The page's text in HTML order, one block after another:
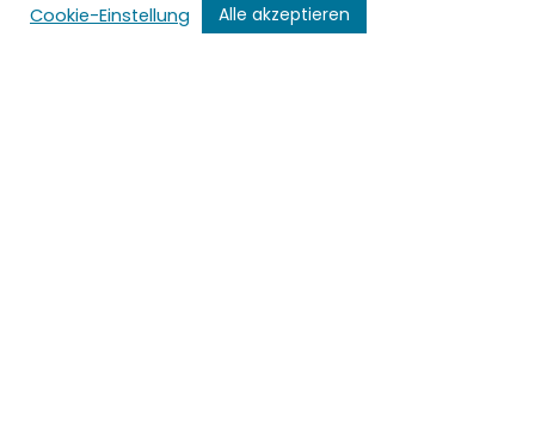
Cookie-Einstellung
Alle akzeptieren